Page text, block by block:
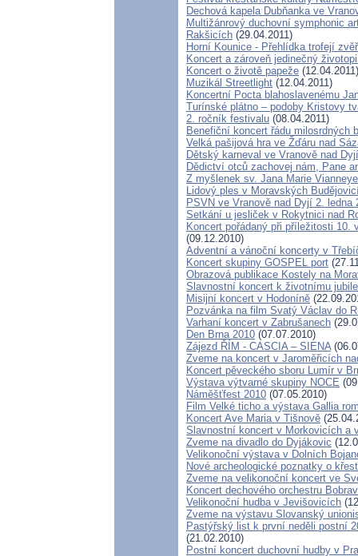
Dechová kapela Dubňanka ve
Multižánrový duchovní symphonic
Rakšicích (29.04.2011)
Horní Kounice - Přehlídka trofejí
Koncert a zároveň jedinečný
Koncert o životě papeže (12.04.2011)
Muzikál Streetlight (12.04.2011)
Koncertní Pocta blahoslavenému
Turínské plátno – podoby Kristovy
2. ročník festivalu (08.04.2011)
Benefiční koncert řádu milosrdných
Velká pašijová hra ve Žďáru nad
Dětský karneval ve Vranově nad
Dědictví otců zachovej nám, Pane
Z myšlenek sv. Jana Marie Vianneye
Lidový ples v Moravských
PSVN ve Vranově nad Dyjí 2. ledna
Setkání u jesliček v Rokytnici nad
Koncert pořádaný při příležitosti
(09.12.2010)
Adventní a vánoční koncerty v
Koncert skupiny GOSPEL port
Obrazová publikace Kostely na
Slavnostní koncert k životnímu
Misijní koncert v Hodoníně
Pozvánka na film Svatý Václav do
Varhaní koncert v Zabrušanech
Den Brna 2010 (07.07.2010)
Zájezd ŘÍM - CASCIA – SIENA
Zveme na koncert v Jaroměřicích
Koncert pěveckého sboru Lumír v
Výstava výtvarné skupiny NOCE
Náměšťfest 2010 (07.05.2010)
Film Velké ticho a výstava Gallia
Koncert Ave Maria v Tišnově
Slavnostní koncert v Morkovicích a
Zveme na divadlo do Dyjákovic
Velikonoční výstava v Dolních
Nové archeologické poznatky o
Zveme na velikonoční koncert ve
Koncert dechového orchestru
Velikonoční hudba v Jevišovicích
Zveme na výstavu Slovanský
Pastýřský list k první neděli postní
(21.02.2010)
Postní koncert duchovní hudby v